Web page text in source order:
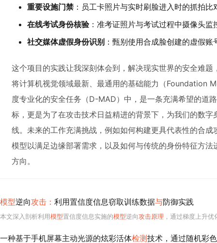
重要设施门禁：员工卡照片与实时刷脸进入时的抓拍比
在线考试身份核验：准考证照片与考试过程中摄像头监
社交媒体虚假身份识别 ：甄别使用合成脸创建的虚假账
这个项目的实践让我深刻体会到，解决现实世界的安全难
将计算机视觉领域最新、最通用的基础能力（Foundation
度专业化的安全任务（D-MAD）中，是一条充满希望的道
标，更是为了在攻击技术日益精进的背景下，为我们的数
线。未来的工作充满挑战，例如如何构建更具代表性的合
模型以满足边缘部署需求，以及如何与传统的身份特征方
方向。
模型逆向攻击： 利用置信度信息窃取训练数据与防御实践
本文深入剖析利用模型置信度信息实施的模型逆向攻击原理 ，通过梯度上升
一种基于手机屏幕主动光源的炫彩活体检测技术，通过随机彩